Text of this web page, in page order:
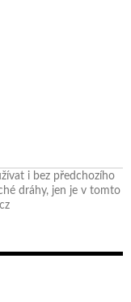
i bez předchozího
dráhy, jen je v tomto